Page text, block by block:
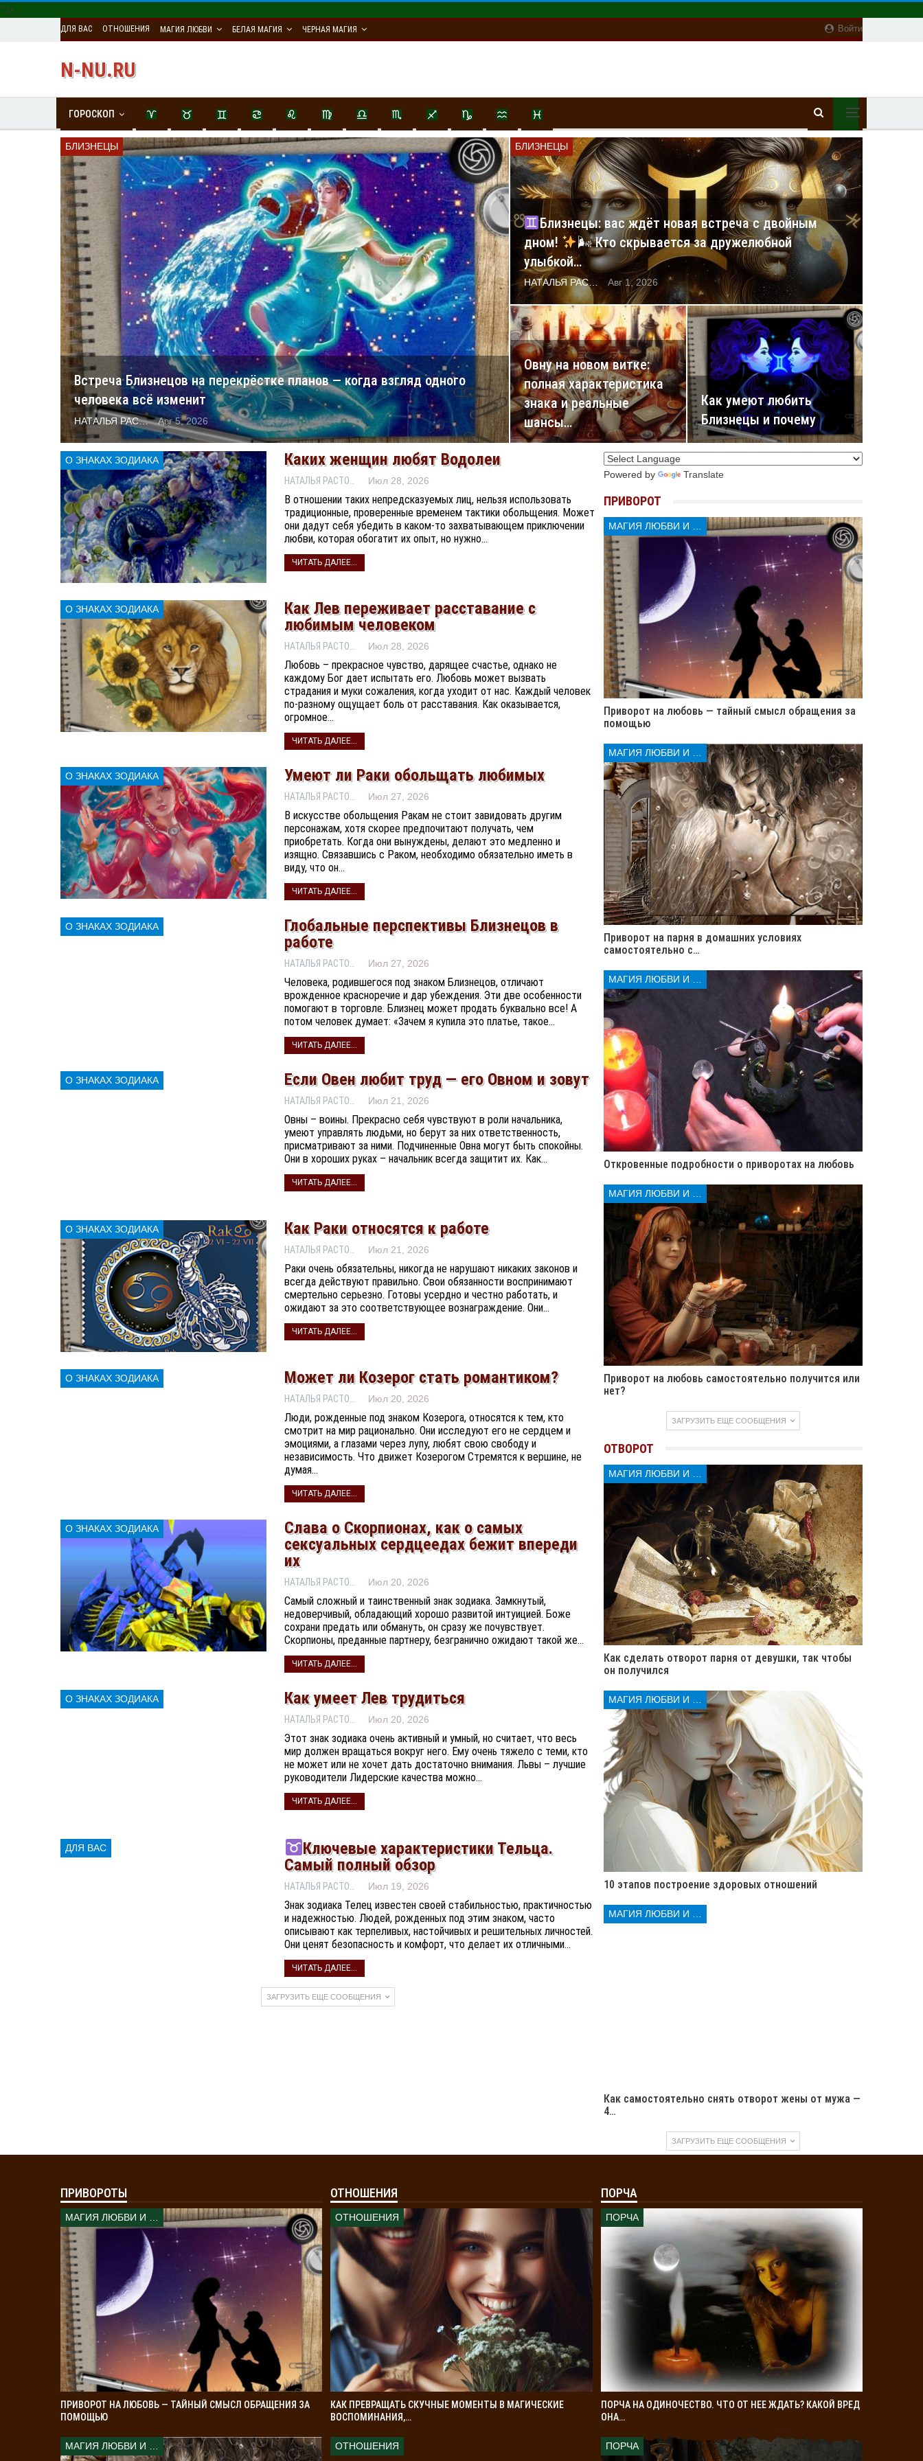
" />
Войти
ДЛЯ ВАС ОТНОШЕНИЯ МАГИЯ ЛЮБВИ БЕЛАЯ МАГИЯ ЧЕРНАЯ МАГИЯ
N-NU.RU
ГОРОСКОП
БЛИЗНЕЦЫ
Встреча Близнецов на перекрёстке планов — когда взгляд одного
человека всё изменит
НАТАЛЬЯ РАСТОРГУЕВА Авг 5, 2026
БЛИЗНЕЦЫ
Близнецы: вас ждёт новая встреча с двойным
дном!
🌬 Кто скрывается за дружелюбной
улыбкой…
НАТАЛЬЯ РАСТОРГУЕВА Авг 1, 2026
Овну на новом витке:
полная характеристика
знака и реальные
шансы…
Как умеют любить
Близнецы и почему
О ЗНАКАХ ЗОДИАКА Каких женщин любят Водолеи
Июл 28, 2026
В отношении таких непредсказуемых лиц, нельзя использовать
традиционные, проверенные временем тактики обольщения. Может
они дадут себя убедить в каком-то захватывающем приключении
любви, которая обогатит их опыт, но нужно…
ЧИТАТЬ ДАЛЕЕ...
О ЗНАКАХ ЗОДИАКА
Как Лев переживает расставание с
любимым человеком
Июл 28, 2026
Любовь – прекрасное чувство, дарящее счастье, однако не
каждому Бог дает испытать его. Любовь может вызвать
страдания и муки сожаления, когда уходит от нас. Каждый человек
по-разному ощущает боль от расставания. Как оказывается,
огромное…
ЧИТАТЬ ДАЛЕЕ...
О ЗНАКАХ ЗОДИАКА Умеют ли Раки обольщать любимых
Июл 27, 2026
В искусстве обольщения Ракам не стоит завидовать другим
персонажам, хотя скорее предпочитают получать, чем
приобретать. Когда они вынуждены, делают это медленно и
изящно. Связавшись с Раком, необходимо обязательно иметь в
виду, что он…
ЧИТАТЬ ДАЛЕЕ...
О ЗНАКАХ ЗОДИАКА
Глобальные перспективы Близнецов в
работе
Июл 27, 2026
Человека, родившегося под знаком Близнецов, отличают
врожденное красноречие и дар убеждения. Эти две особенности
помогают в торговле. Близнец может продать буквально все! А
потом человек думает: «Зачем я купила это платье, такое…
ЧИТАТЬ ДАЛЕЕ...
О ЗНАКАХ ЗОДИАКА Если Овен любит труд — его Овном и зовут
Июл 21, 2026
Овны – воины. Прекрасно себя чувствуют в роли начальника,
умеют управлять людьми, но берут за них ответственность,
присматривают за ними. Подчиненные Овна могут быть спокойны.
Они в хороших руках – начальник всегда защитит их. Как…
ЧИТАТЬ ДАЛЕЕ...
О ЗНАКАХ ЗОДИАКА Как Раки относятся к работе
Июл 21, 2026
Раки очень обязательны, никогда не нарушают никаких законов и
всегда действуют правильно. Свои обязанности воспринимают
смертельно серьезно. Готовы усердно и честно работать, и
ожидают за это соответствующее вознаграждение. Они…
ЧИТАТЬ ДАЛЕЕ...
О ЗНАКАХ ЗОДИАКА Может ли Козерог стать романтиком?
Июл 20, 2026
Люди, рожденные под знаком Козерога, относятся к тем, кто
смотрит на мир рационально. Они исследуют его не сердцем и
эмоциями, а глазами через лупу, любят свою свободу и
независимость. Что движет Козерогом Стремятся к вершине, не
думая…
ЧИТАТЬ ДАЛЕЕ...
О ЗНАКАХ ЗОДИАКА
Слава о Скорпионах, как о самых
сексуальных сердцеедах бежит впереди
их
Июл 20, 2026
Самый сложный и таинственный знак зодиака. Замкнутый,
недоверчивый, обладающий хорошо развитой интуицией. Боже
сохрани предать или обмануть, он сразу же почувствует.
Скорпионы, преданные партнеру, безгранично ожидают такой же…
ЧИТАТЬ ДАЛЕЕ...
О ЗНАКАХ ЗОДИАКА Как умеет Лев трудиться
Июл 20, 2026
Этот знак зодиака очень активный и умный, но считает, что весь
мир должен вращаться вокруг него. Ему очень тяжело с теми, кто
не может или не хочет дать достаточно внимания. Львы – лучшие
руководители Лидерские качества можно…
ЧИТАТЬ ДАЛЕЕ...
ДЛЯ ВАС
Ключевые характеристики Тельца.
Самый полный обзор
Июл 19, 2026
Знак зодиака Телец известен своей стабильностью, практичностью
и надежностью. Людей, рожденных под этим знаком, часто
описывают как терпеливых, настойчивых и решительных личностей.
Они ценят безопасность и комфорт, что делает их отличными…
ЧИТАТЬ ДАЛЕЕ...
ЗАГРУЗИТЬ ЕЩЕ СООБЩЕНИЯ
Powered by Translate
ПРИВОРОТ
Приворот на любовь — тайный смысл обращения за
помощью
Приворот на парня в домашних условиях
самостоятельно с…
Откровенные подробности о приворотах на любовь
Приворот на любовь самостоятельно получится или
нет?
ЗАГРУЗИТЬ ЕЩЕ СООБЩЕНИЯ
ОТВОРОТ
Как сделать отворот парня от девушки, так чтобы
он получился
МАГИЯ ЛЮБВИ И КОЛДОВСТВА
10 этапов построение здоровых отношений
МАГИЯ ЛЮБВИ И КОЛДОВСТВА
Как самостоятельно снять отворот жены от мужа —
4…
ЗАГРУЗИТЬ ЕЩЕ СООБЩЕНИЯ
ПРИВОРОТЫ
ПРИВОРОТ НА ЛЮБОВЬ — ТАЙНЫЙ СМЫСЛ ОБРАЩЕНИЯ ЗА
ПОМОЩЬЮ
ОТНОШЕНИЯ
ОТНОШЕНИЯ
КАК ПРЕВРАЩАТЬ СКУЧНЫЕ МОМЕНТЫ В МАГИЧЕСКИЕ
ВОСПОМИНАНИЯ,…
ОТНОШЕНИЯ
ПОРЧА
ПОРЧА
ПОРЧА НА ОДИНОЧЕСТВО. ЧТО ОТ НЕЕ ЖДАТЬ? КАКОЙ ВРЕД
ОНА…
ПОРЧА